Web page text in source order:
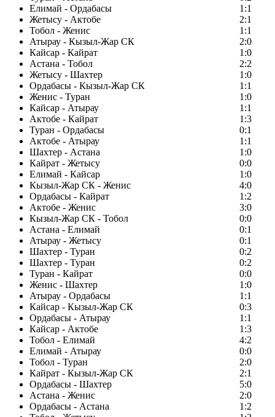
Елимай - Ордабасы
1:1
Жетысу - Актобе
2:1
Тобол - Женис
1:1
Атырау - Кызыл-Жар СК
2:0
Кайсар - Кайрат
1:0
Астана - Тобол
2:2
Жетысу - Шахтер
1:0
Ордабасы - Кызыл-Жар СК
1:1
Женис - Туран
1:0
Кайсар - Атырау
1:1
Актобе - Кайрат
1:3
Туран - Ордабасы
0:1
Актобе - Атырау
1:1
Шахтер - Астана
1:0
Кайрат - Жетысу
0:0
Елимай - Кайсар
1:0
Кызыл-Жар СК - Женис
4:0
Ордабасы - Кайрат
1:2
Актобе - Женис
3:0
Кызыл-Жар СК - Тобол
0:0
Астана - Елимай
0:1
Атырау - Жетысу
0:1
Шахтер - Туран
0:2
Шахтер - Туран
0:2
Туран - Кайрат
0:0
Женис - Шахтер
1:0
Атырау - Ордабасы
1:1
Кайсар - Кызыл-Жар СК
0:3
Ордабасы - Атырау
1:1
Кайсар - Актобе
1:3
Тобол - Елимай
4:2
Елимай - Атырау
0:0
Тобол - Туран
2:0
Кайрат - Кызыл-Жар СК
2:1
Ордабасы - Шахтер
5:0
Астана - Женис
2:0
Ордабасы - Астана
1:2